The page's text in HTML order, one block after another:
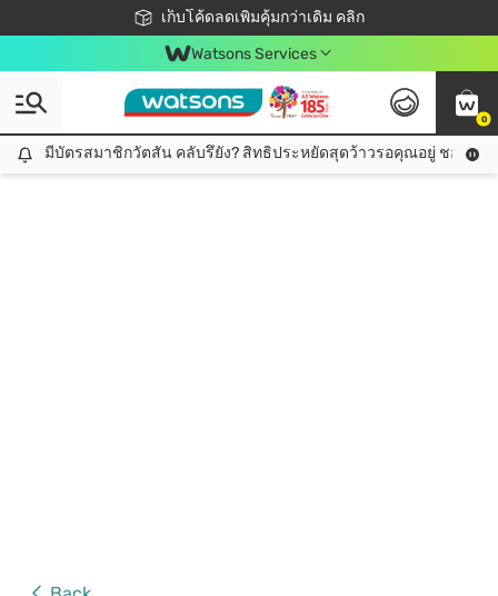
เก็บโค้ดลดเพิ่มคุ้มกว่าเดิม คลิก
ชอปออนไลน์ครั้งแรก ลดเพิ่มจุก ๆ 10%! 🎉
📦ส่งฟรี! เมื่อชอป 499฿
สมาชิกวัตสัน คลับดียังไง?
Watsons Services
0
มีบัตรสมาชิกวัตสัน คลับรึยัง? สิทธิประหยัดสุดว้าวรอคุณอยู่ ชอปคุ้มกว่าเดิม คลิก!
มีบัตรสมาชิกวัตสัน คลับรึยัง? สิทธิประหยัดสุดว้าวรอคุณอยู่ ชอปคุ้มก